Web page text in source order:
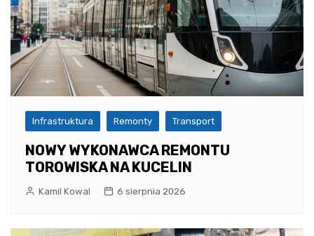
Infrastruktura Remonty Transport
NOWY WYKONAWCA REMONTU
TOROWISKA NA KUCELIN
Kamil Kowal 6 sierpnia 2026